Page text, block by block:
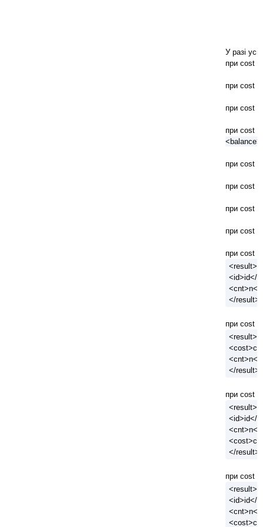
У разі
при cost
при cost
при cost
при cost
<balance>
при cost
при cost
при cost
при cost
при cost
<result>
<id>id</
<cnt>n</
</result>
при cost
<result>
<cnt>n</
</result>
при cost
<result>
<id>id</
<cnt>n</
</result>
при cost
<result>
<id>id</
<cnt>n</